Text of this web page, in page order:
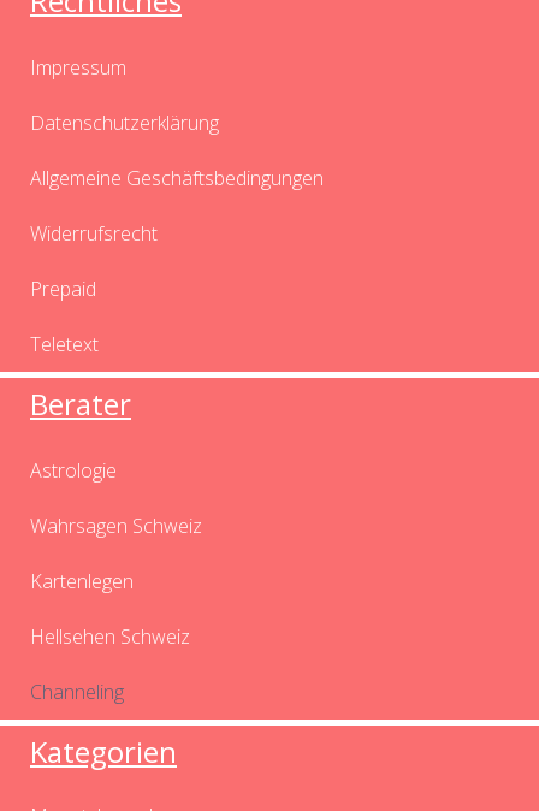
Impressum
Datenschutzerklärung
Allgemeine Geschäftsbedingungen
Widerrufsrecht
Prepaid
Teletext
Berater
Astrologie
Wahrsagen Schweiz
Kartenlegen
Hellsehen Schweiz
Channeling
Kategorien